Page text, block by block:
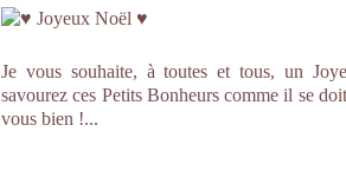
Je vous souhaite, à toutes et tous, un
savourez ces Petits Bonheurs comme il se
vous bien !...